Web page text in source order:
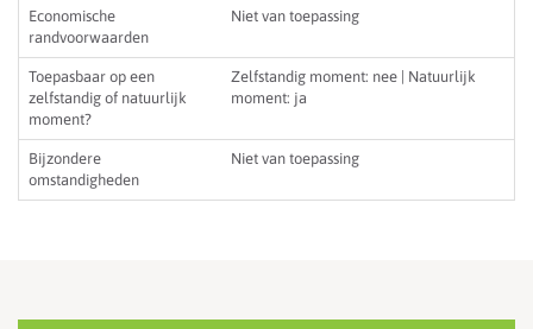
Economische
randvoorwaarden
Niet van toepassing
Toepasbaar op een
zelfstandig of natuurlijk
moment?
Zelfstandig moment: nee | Natuurlijk
moment: ja
Bijzondere
omstandigheden
Niet van toepassing